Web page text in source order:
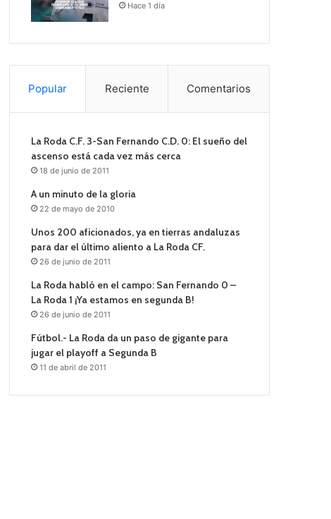
Hace 1 día
Popular Reciente Comentarios
La Roda C.F. 3-San Fernando C.D. 0: El sueño del
ascenso está cada vez más cerca
18 de junio de 2011
A un minuto de la gloria
22 de mayo de 2010
Unos 200 aficionados, ya en tierras andaluzas
para dar el último aliento a La Roda CF.
26 de junio de 2011
La Roda habló en el campo: San Fernando 0 –
La Roda 1 ¡Ya estamos en segunda B!
26 de junio de 2011
Fútbol.- La Roda da un paso de gigante para
jugar el playoff a Segunda B
11 de abril de 2011